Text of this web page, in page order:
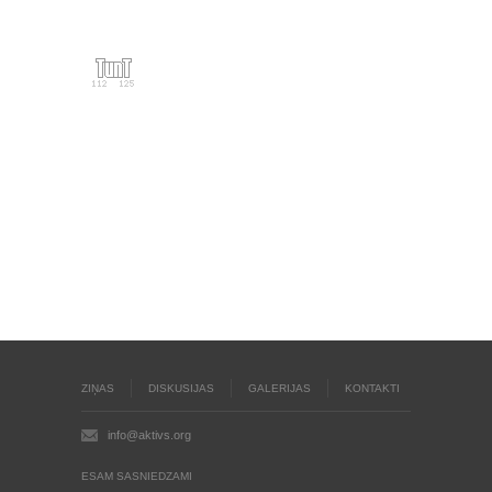
ZIŅAS DISKUSIJAS GALERIJAS KONTAKTI
info@aktivs.org
ESAM SASNIEDZAMI